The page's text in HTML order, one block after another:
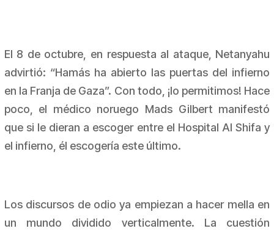
El 8 de octubre, en respuesta al ataque, Netanyahu
advirtió: “Hamás ha abierto las puertas del infierno
en la Franja de Gaza”. Con todo, ¡lo permitimos! Hace
poco, el médico noruego Mads Gilbert manifestó
que si le dieran a escoger entre el Hospital Al Shifa y
el infierno, él escogería este último.
Los discursos de odio ya empiezan a hacer mella en
un mundo dividido verticalmente. La cuestión